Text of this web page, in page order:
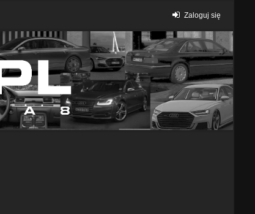
Zaloguj się